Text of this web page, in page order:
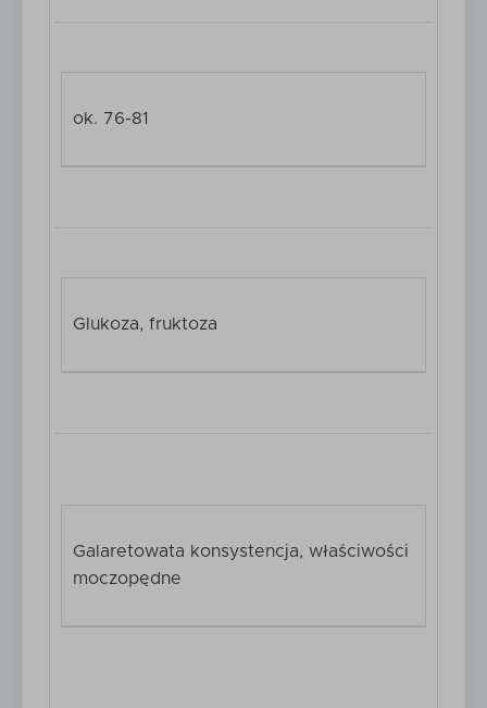
ok. 76-81
Glukoza, fruktoza
Galaretowata konsystencja, właściwości
moczopędne